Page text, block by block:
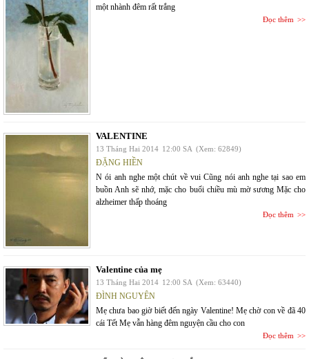
một nhành đêm rất trắng
Đọc thêm
VALENTINE
13 Tháng Hai 2014 12:00 SA (Xem: 62849)
ĐẶNG HIỀN
N ói anh nghe một chút về vui Cũng nói anh nghe tại sao em
buồn Anh sẽ nhớ, mặc cho buổi chiều mù mờ sương Mặc cho
alzheimer thấp thoáng
Đọc thêm
Valentine của mẹ
13 Tháng Hai 2014 12:00 SA (Xem: 63440)
ĐÌNH NGUYÊN
Mẹ chưa bao giờ biết đến ngày Valentine! Mẹ chờ con về đã 40
cái Tết Mẹ vẫn hàng đêm nguyện cầu cho con
Đọc thêm